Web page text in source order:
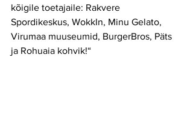
kõigile toetajaile: Rakvere
Spordikeskus, WokkIn, Minu Gelato,
Virumaa muuseumid, BurgerBros, Päts
ja Rohuaia kohvik!“